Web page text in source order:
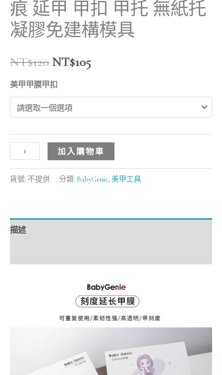
痕 延甲 甲扣 甲托 無紙托
凝膠免建構模具
NT$120 NT$105
美甲甲膜甲扣
紙
托
凝
免
建
模
加入購物車
貨號: 不提供 分類: BabyGenie, 美甲工具
描述